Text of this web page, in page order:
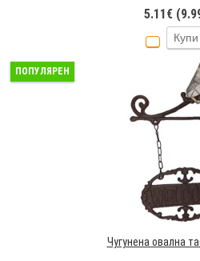
5.11€
Купи
ПОПУЛЯРЕН
Чугунена овална